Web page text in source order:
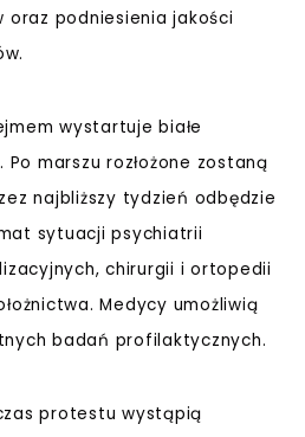
oraz podniesienia jakości
wystartuje białe
marszu rozłożone zostaną
najbliższy tydzień odbędzie
sytuacji psychiatrii
chirurgii i ortopedii
Medycy umożliwią
badań profilaktycznych.
protestu wystąpią